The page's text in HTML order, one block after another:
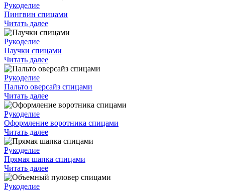
Рукоделие
Пингвин спицами
Читать далее
Рукоделие
Паучки спицами
Читать далее
Рукоделие
Пальто оверсайз спицами
Читать далее
Рукоделие
Оформление воротника спицами
Читать далее
Рукоделие
Прямая шапка спицами
Читать далее
Рукоделие